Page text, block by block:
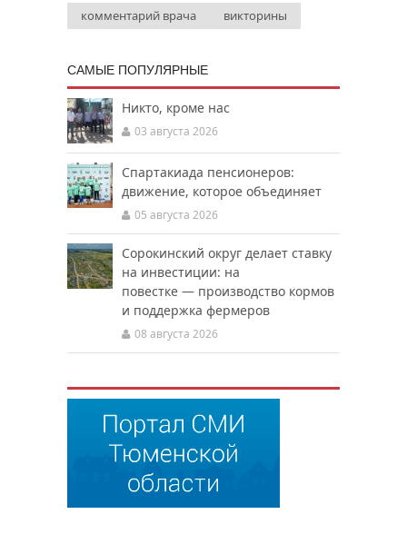
комментарий врача
викторины
САМЫЕ ПОПУЛЯРНЫЕ
Никто, кроме нас
03 августа 2026
Спартакиада пенсионеров:
движение, которое объединяет
05 августа 2026
Сорокинский округ делает ставку
на инвестиции: на
повестке — производство кормов
и поддержка фермеров
08 августа 2026